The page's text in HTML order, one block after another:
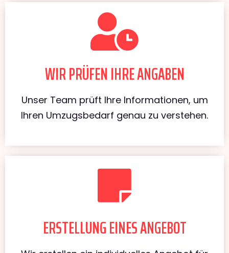
WIR PRÜFEN IHRE ANGABEN
Unser Team prüft Ihre Informationen, um
Ihren Umzugsbedarf genau zu verstehen.
ERSTELLUNG EINES ANGEBOT